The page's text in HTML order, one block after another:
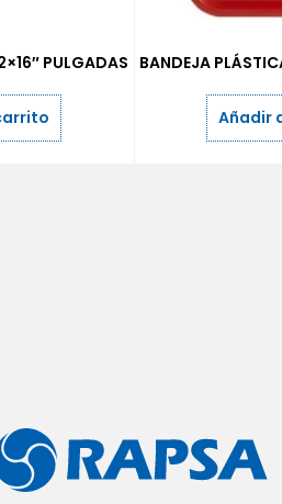
PULGADAS BANDEJA
Añadir